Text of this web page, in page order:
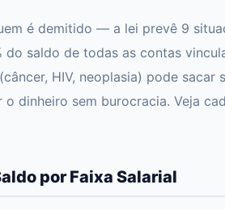
é demitido — a lei prevê 9
saldo de todas as contas
HIV, neoplasia) pode sacar
dinheiro sem burocracia. Veja
por Faixa Salarial